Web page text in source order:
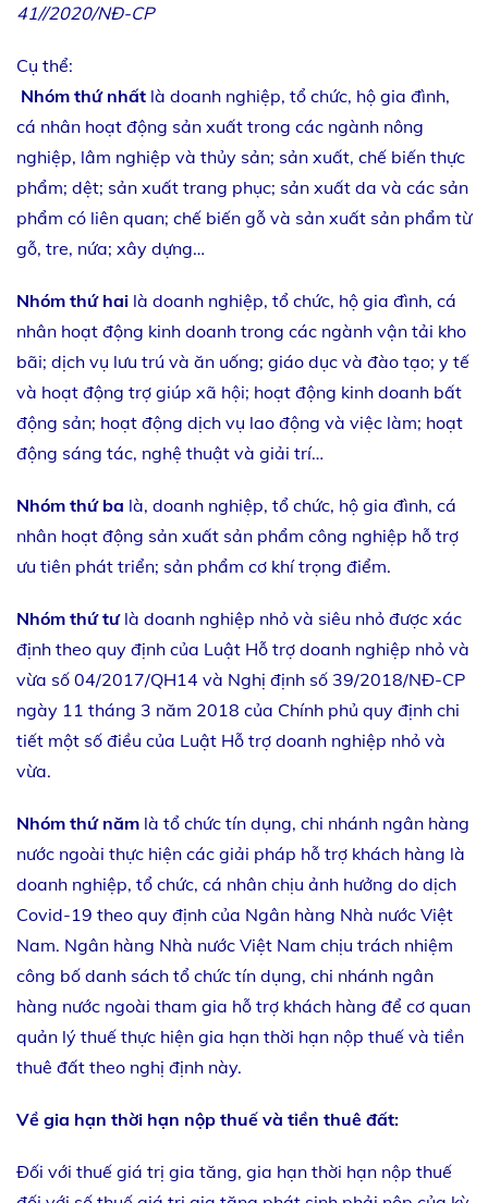
41//2020/NĐ-CP
Cụ thể:
Nhóm thứ nhất là doanh nghiệp, tổ chức, hộ gia đình,
cá nhân hoạt động sản xuất trong các ngành nông
nghiệp, lâm nghiệp và thủy sản; sản xuất, chế biến thực
phẩm; dệt; sản xuất trang phục; sản xuất da và các sản
phẩm có liên quan; chế biến gỗ và sản xuất sản phẩm từ
gỗ, tre, nứa; xây dựng…
Nhóm thứ hai là doanh nghiệp, tổ chức, hộ gia đình, cá
nhân hoạt động kinh doanh trong các ngành vận tải kho
bãi; dịch vụ lưu trú và ăn uống; giáo dục và đào tạo; y tế
và hoạt động trợ giúp xã hội; hoạt động kinh doanh bất
động sản; hoạt động dịch vụ lao động và việc làm; hoạt
động sáng tác, nghệ thuật và giải trí…
Nhóm thứ ba là, doanh nghiệp, tổ chức, hộ gia đình, cá
nhân hoạt động sản xuất sản phẩm công nghiệp hỗ trợ
ưu tiên phát triển; sản phẩm cơ khí trọng điểm.
Nhóm thứ tưlà doanh nghiệp nhỏ và siêu nhỏ được xác
định theo quy định của Luật Hỗ trợ doanh nghiệp nhỏ và
vừa số 04/2017/QH14 và Nghị định số 39/2018/NĐ-CP
ngày 11 tháng 3 năm 2018 của Chính phủ quy định chi
tiết một số điều của Luật Hỗ trợ doanh nghiệp nhỏ và
vừa.
Nhóm thứ năm là tổ chức tín dụng, chi nhánh ngân hàng
nước ngoài thực hiện các giải pháp hỗ trợ khách hàng là
doanh nghiệp, tổ chức, cá nhân chịu ảnh hưởng do dịch
Covid-19 theo quy định của Ngân hàng Nhà nước Việt
Nam. Ngân hàng Nhà nước Việt Nam chịu trách nhiệm
công bố danh sách tổ chức tín dụng, chi nhánh ngân
hàng nước ngoài tham gia hỗ trợ khách hàng để cơ quan
quản lý thuế thực hiện gia hạn thời hạn nộp thuế và tiền
thuê đất theo nghị định này.
Về gia hạn thời hạn nộp thuế và tiền thuê đất:
Đối với thuế giá trị gia tăng, gia hạn thời hạn nộp thuế